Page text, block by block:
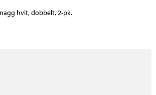
hvit, dobbelt, 2-pk.